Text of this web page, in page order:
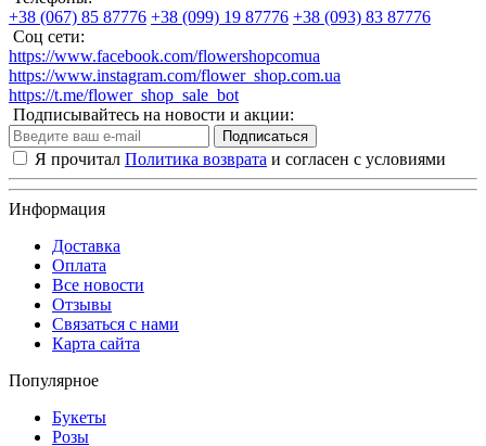
+38 (067) 85 87776 +38 (099) 19 87776 +38 (093) 83 87776
Соц сети:
https://www.facebook.com/flowershopcomua
https://www.instagram.com/flower_shop.com.ua
https://t.me/flower_shop_sale_bot
Подписывайтесь на новости и акции:
Подписаться
Я прочитал Политика возврата и согласен с условиями
Информация
Доставка
Оплата
Все новости
Отзывы
Связаться с нами
Карта сайта
Популярное
Букеты
Розы